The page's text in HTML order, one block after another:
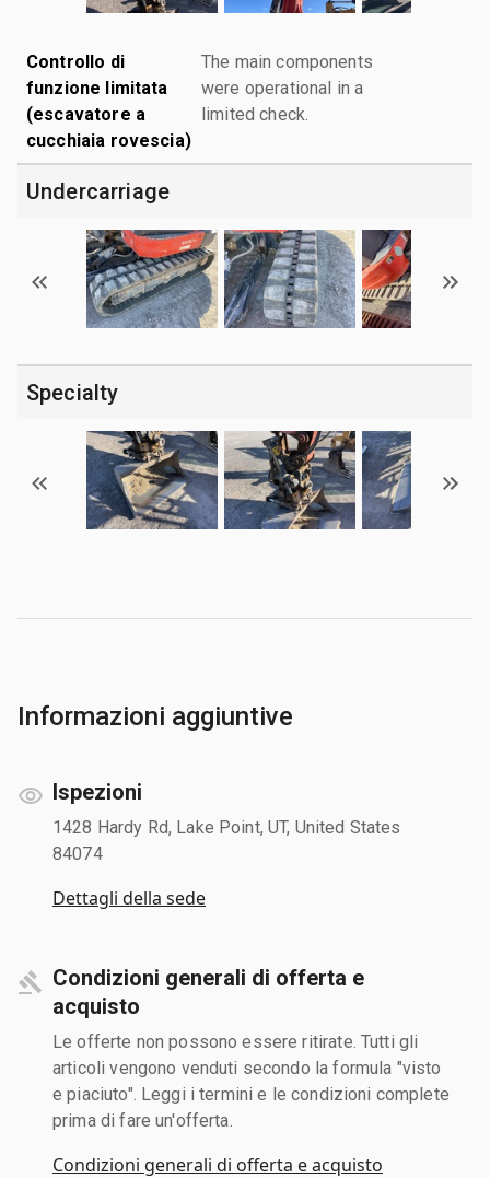
Controllo di
funzione limitata
(escavatore a
cucchiaia rovescia)
The main components
were operational in a
limited check.
Undercarriage
Specialty
Informazioni aggiuntive
Ispezioni
1428 Hardy Rd, Lake Point, UT, United States
84074
Dettagli della sede
Condizioni generali di offerta e
acquisto
Le offerte non possono essere ritirate. Tutti gli
articoli vengono venduti secondo la formula "visto
e piaciuto". Leggi i termini e le condizioni complete
prima di fare un'offerta.
Condizioni generali di offerta e acquisto